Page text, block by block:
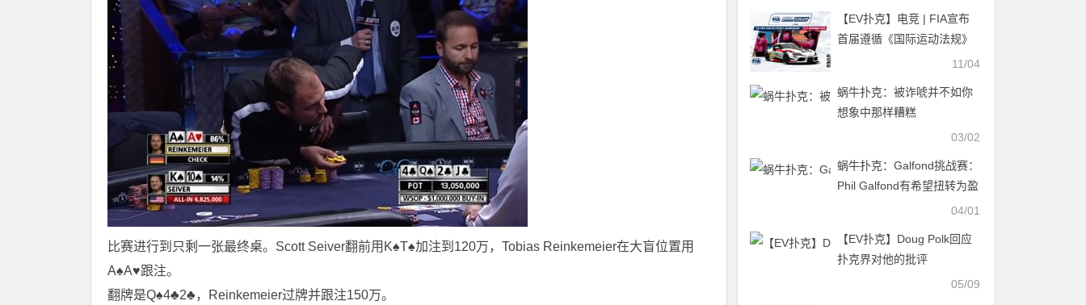
比赛进行到只剩一张最终桌。Scott Seiver翻前用K♠T♠加注到120万，Tobias Reinkemeier在大盲位置用
A♠A♥跟注。
翻牌是Q♠4♣2♣，Reinkemeier过牌并跟注150万。
【EV扑克】电竞 | FIA宣布
首届遵循《国际运动法规》
的模拟赛车赛事将于2025年
11/04
蜗牛扑克：​被诈唬并不如你
想象中那样糟糕
03/02
蜗牛扑克：Galfond挑战赛：
Phil Galfond有希望扭转为盈
04/01
【EV扑克】Doug Polk回应
扑克界对他的批评
05/09